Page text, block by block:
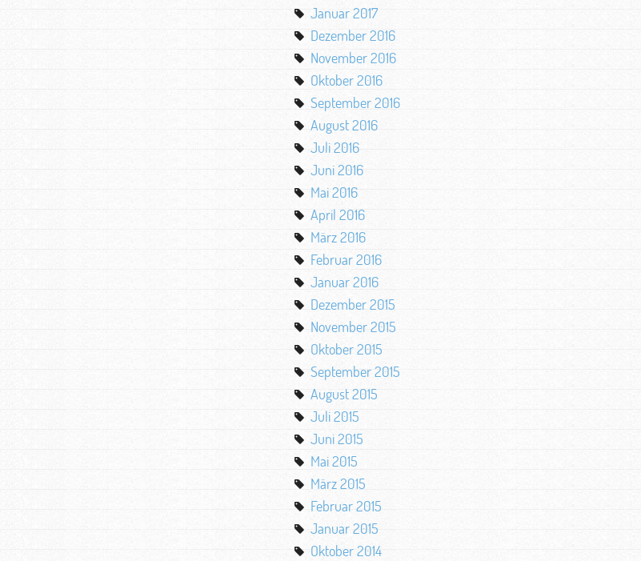
Januar 2017
Dezember 2016
November 2016
Oktober 2016
September 2016
August 2016
Juli 2016
Juni 2016
Mai 2016
April 2016
März 2016
Februar 2016
Januar 2016
Dezember 2015
November 2015
Oktober 2015
September 2015
August 2015
Juli 2015
Juni 2015
Mai 2015
März 2015
Februar 2015
Januar 2015
Oktober 2014